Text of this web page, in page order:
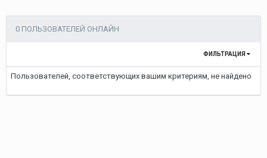
0 ПОЛЬЗОВАТЕЛЕЙ ОНЛАЙН
ФИЛЬТРАЦИЯ
Пользователей, соответствующих вашим критериям, не найдено